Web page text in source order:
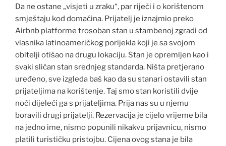
Da ne ostane „visjeti u zraku“, par riječi i o korištenom
smještaju kod domaćina. Prijatelj je iznajmio preko
Airbnb platforme trosoban stan u stambenoj zgradi od
vlasnika latinoameričkog porijekla koji je sa svojom
obitelji otišao na drugu lokaciju. Stan je opremljen kao i
svaki sličan stan srednjeg standarda. Ništa pretjerano
uređeno, sve izgleda baš kao da su stanari ostavili stan
prijateljima na korištenje. Taj smo stan koristili dvije
noći dijeleći ga s prijateljima. Prija nas su u njemu
boravili drugi prijatelji. Rezervacija je cijelo vrijeme bila
na jedno ime, nismo popunili nikakvu prijavnicu, nismo
platili turističku pristojbu. Cijena ovog stana je bila